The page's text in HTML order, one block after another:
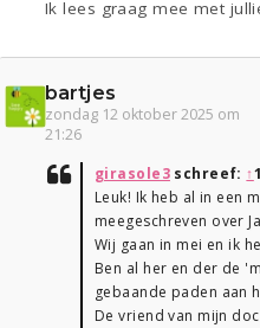
Ik lees graag mee met
bartjes
zondag 12 oktober 2025 om
21:26
girasole3schreef: ↑
Leuk! Ik heb al in een
meegeschreven over
Wij gaan in mei en ik
Ben al her en der de
gebaande paden aan
De vriend van mijn